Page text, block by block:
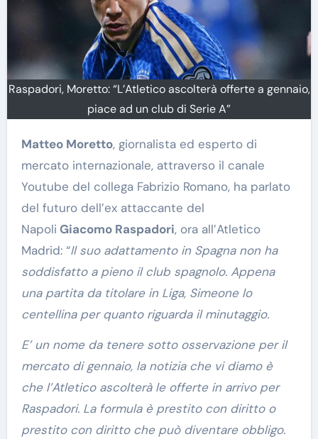
Raspadori, Moretto: “L’Atletico ascolterà offerte a gennaio,
piace ad un club di Serie A”
Matteo Moretto, giornalista ed esperto di
mercato internazionale, attraverso il canale
Youtube del collega Fabrizio Romano, ha parlato
del futuro dell’ex attaccante del
Napoli Giacomo Raspadori, ora all’Atletico
Madrid: “Il suo adattamento in Spagna non ha
soddisfatto a pieno il club spagnolo. Appena
una partita da titolare in Liga, Simeone lo
centellina per quanto riguarda il minutaggio.
E’ un nome da tenere sotto osservazione per il
mercato di gennaio, la notizia che vi diamo è
che l’Atletico ascolterà le offerte in arrivo per
Raspadori. La formula è prestito con diritto o
prestito con diritto che può diventare obbligo.